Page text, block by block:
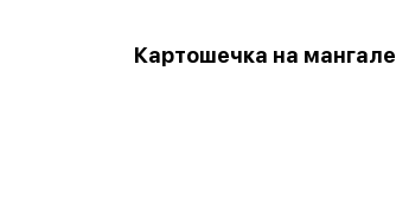
Картошечка на мангале